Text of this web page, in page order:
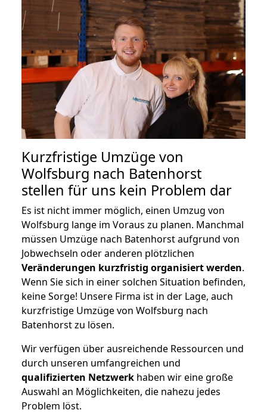
Kurzfristige Umzüge von
Wolfsburg nach Batenhorst
stellen für uns kein Problem dar
Es ist nicht immer möglich, einen Umzug von
Wolfsburg lange im Voraus zu planen. Manchmal
müssen Umzüge nach Batenhorst aufgrund von
Jobwechseln oder anderen plötzlichen
Veränderungen kurzfristig organisiert werden.
Wenn Sie sich in einer solchen Situation befinden,
keine Sorge! Unsere Firma ist in der Lage, auch
kurzfristige Umzüge von Wolfsburg nach
Batenhorst zu lösen.
Wir verfügen über ausreichende Ressourcen und
durch unseren umfangreichen und
qualifizierten Netzwerk haben wir eine große
Auswahl an Möglichkeiten, die nahezu jedes
Problem löst.